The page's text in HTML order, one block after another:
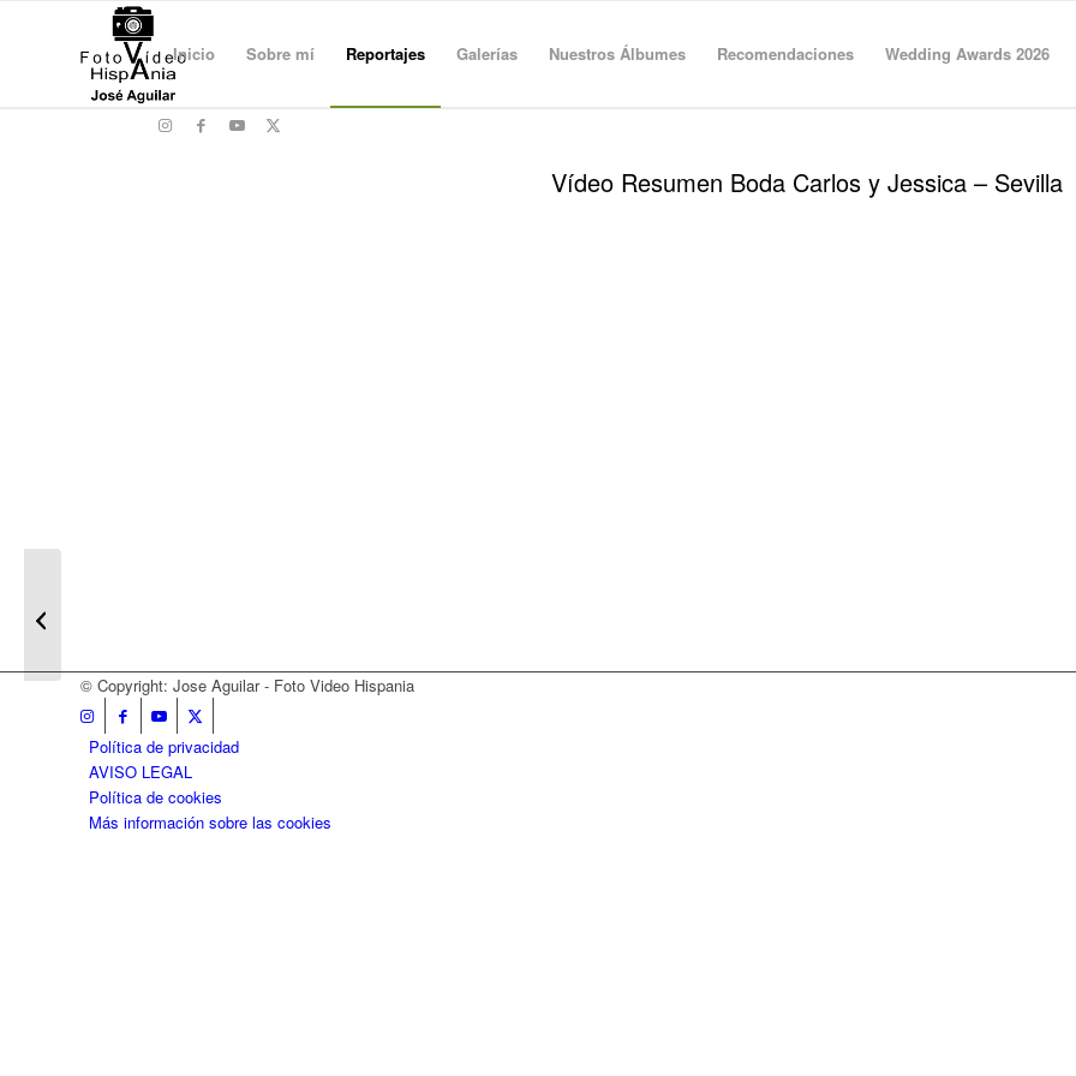
Inicio Sobre mí Reportajes Galerías Nuestros Álbumes Recomendaciones Wedding Awards 2026
Vídeo Resumen Boda Carlos y Jessica – Sevilla
© Copyright: Jose Aguilar - Foto Video Hispania
Política de privacidad
AVISO LEGAL
Política de cookies
Más información sobre las cookies